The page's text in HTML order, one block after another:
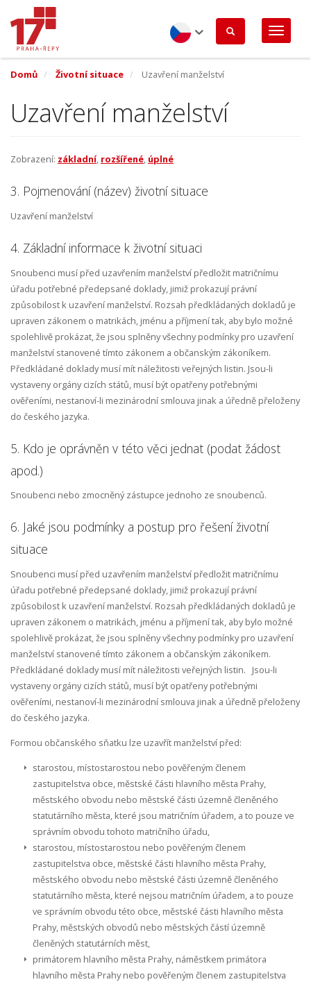
hlavnímu
obsahu
Czech
Domů
Životní situace Uzavření manželství
Uzavření manželství
Zobrazení: základní, rozšířené, úplné
3. Pojmenování (název) životní situace
Uzavření manželství
4. Základní informace k životní situaci
Snoubenci musí před uzavřením manželství předložit matričnímu
úřadu potřebné předepsané doklady, jimiž prokazují právní
způsobilost k uzavření manželství. Rozsah předkládaných dokladů je
upraven zákonem o matrikách, jménu a příjmení tak, aby bylo možné
spolehlivě prokázat, že jsou splněny všechny podmínky pro uzavření
manželství stanovené tímto zákonem a občanským zákoníkem.
Předkládané doklady musí mít náležitosti veřejných listin. Jsou-li
vystaveny orgány cizích států, musí být opatřeny potřebnými
ověřeními, nestanoví-li mezinárodní smlouva jinak a úředně přeloženy
do českého jazyka.
5. Kdo je oprávněn v této věci jednat (podat žádost
apod.)
Snoubenci nebo zmocněný zástupce jednoho ze snoubenců.
6. Jaké jsou podmínky a postup pro řešení životní
situace
Snoubenci musí před uzavřením manželství předložit matričnímu
úřadu potřebné předepsané doklady, jimiž prokazují právní
způsobilost k uzavření manželství. Rozsah předkládaných dokladů je
upraven zákonem o matrikách, jménu a příjmení tak, aby bylo možné
spolehlivě prokázat, že jsou splněny všechny podmínky pro uzavření
manželství stanovené tímto zákonem a občanským zákoníkem.
Předkládané doklady musí mít náležitosti veřejných listin. Jsou-li
vystaveny orgány cizích států, musí být opatřeny potřebnými
ověřeními, nestanoví-li mezinárodní smlouva jinak a úředně přeloženy
do českého jazyka.
Formou občanského sňatku lze uzavřít manželství před:
starostou, místostarostou nebo pověřeným členem
zastupitelstva obce, městské části hlavního města Prahy,
městského obvodu nebo městské části územně členěného
statutárního města, které jsou matričním úřadem, a to pouze ve
správním obvodu tohoto matričního úřadu,
starostou, místostarostou nebo pověřeným členem
zastupitelstva obce, městské části hlavního města Prahy,
městského obvodu nebo městské části územně členěného
statutárního města, které nejsou matričním úřadem, a to pouze
ve správním obvodu této obce, městské části hlavního města
Prahy, městských obvodů nebo městských částí územně
členěných statutárních měst,
primátorem hlavního města Prahy, náměstkem primátora
hlavního města Prahy nebo pověřeným členem zastupitelstva